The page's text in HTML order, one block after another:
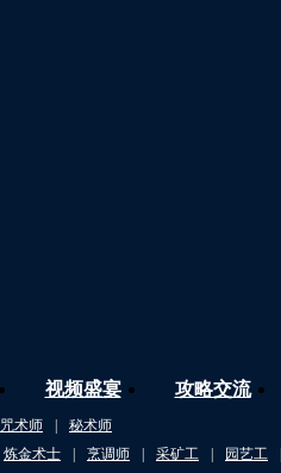
视频盛宴 攻略交流
咒术师
秘术师
炼金术士 烹调师 采矿工 园艺工